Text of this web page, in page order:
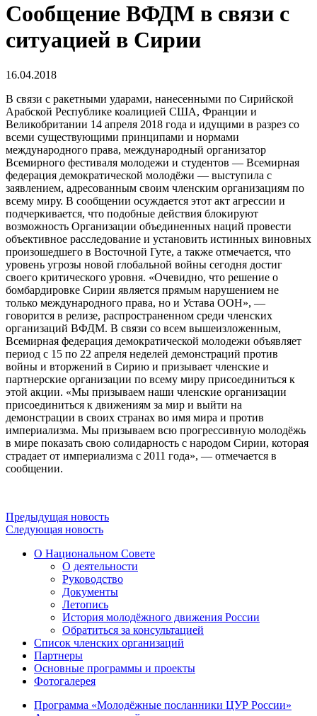
Сообщение ВФДМ в связи с
ситуацией в Сирии
16.04.2018
В связи с ракетными ударами, нанесенными по Сирийской
Арабской Республике коалицией США, Франции и
Великобритании 14 апреля 2018 года и идущими в разрез со
всеми существующими принципами и нормами
международного права, международный организатор
Всемирного фестиваля молодежи и студентов — Всемирная
федерация демократической молодёжи — выступила с
заявлением, адресованным своим членским организациям по
всему миру. В сообщении осуждается этот акт агрессии и
подчеркивается, что подобные действия блокируют
возможность Организации объединенных наций провести
объективное расследование и установить истинных виновных
произошедшего в Восточной Гуте, а также отмечается, что
уровень угрозы новой глобальной войны сегодня достиг
своего критического уровня. «Очевидно, что решение о
бомбардировке Сирии является прямым нарушением не
только международного права, но и Устава ООН», —
говорится в релизе, распространенном среди членских
организаций ВФДМ. В связи со всем вышеизложенным,
Всемирная федерация демократической молодежи объявляет
период с 15 по 22 апреля неделей демонстраций против
войны и вторжений в Сирию и призывает членские и
партнерские организации по всему миру присоединиться к
этой акции. «Мы призываем наши членские организации
присоединиться к движениям за мир и выйти на
демонстрации в своих странах во имя мира и против
империализма. Мы призываем всю прогрессивную молодёжь
в мире показать свою солидарность с народом Сирии, которая
страдает от империализма с 2011 года», — отмечается в
сообщении.
Предыдущая новость
Следующая новость
О Национальном Совете
О деятельности
Руководство
Документы
Летопись
История молодёжного движения России
Обратиться за консультацией
Список членских организаций
Партнеры
Основные программы и проекты
Фотогалерея
Программа «Молодёжные посланники ЦУР России»